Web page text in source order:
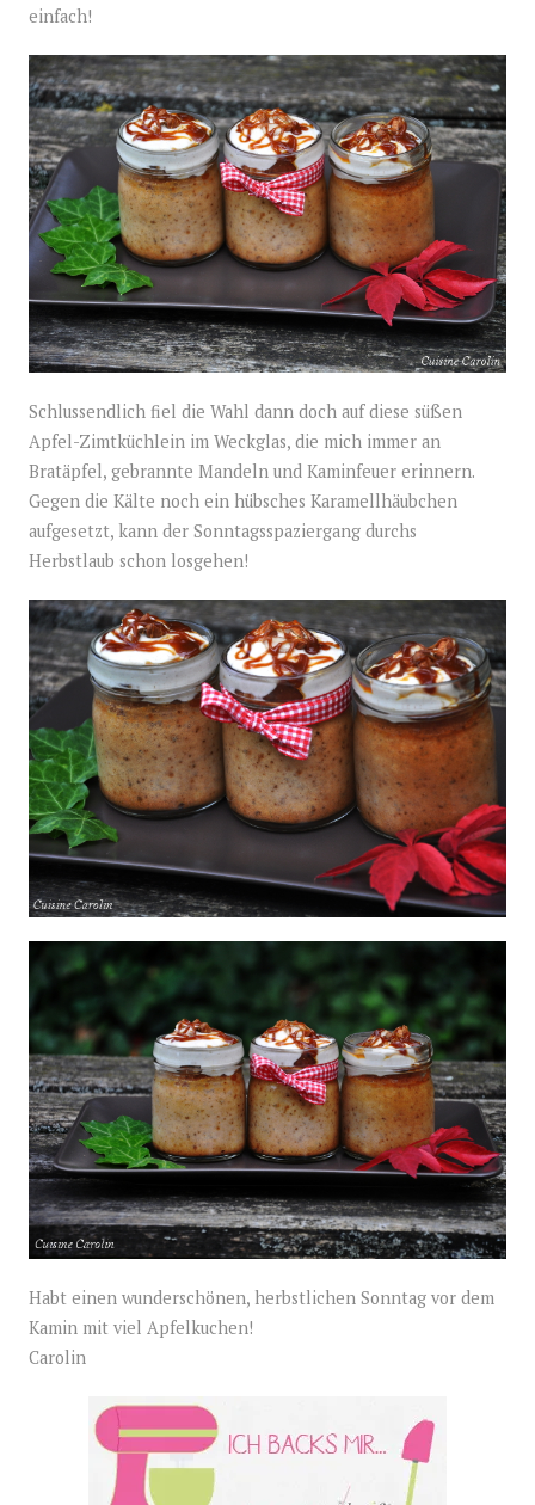
einfach!
Schlussendlich fiel die Wahl dann doch auf diese süßen
Apfel-Zimtküchlein im Weckglas, die mich immer an
Bratäpfel, gebrannte Mandeln und Kaminfeuer erinnern.
Gegen die Kälte noch ein hübsches Karamellhäubchen
aufgesetzt, kann der Sonntagsspaziergang durchs
Herbstlaub schon losgehen!
Habt einen wunderschönen, herbstlichen Sonntag vor dem
Kamin mit viel Apfelkuchen!
Carolin